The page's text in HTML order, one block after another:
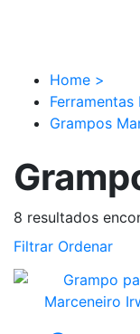
Home >
Ferramentas
Grampos
8 resultados
Filtrar Ordenar